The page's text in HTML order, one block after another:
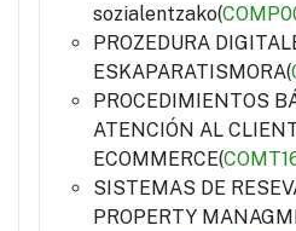
sozialentzako(
PROZEDURA
ESKAPARATISMORA(
PROCEDIMIENTOS
ATENCIÓN AL
ECOMMERCE(
SISTEMAS DE
PROPERTY